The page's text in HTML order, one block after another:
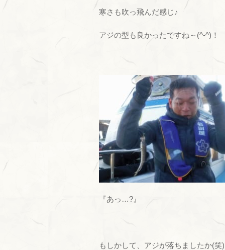
寒さも吹っ飛んだ感じ♪
アジの型も良かったですね～(^-^)！
『あっ…?』
もしかして、アジが落ちましたか(笑